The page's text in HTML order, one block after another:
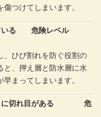
つけてしまいます。
ている 危険レベル
、ひび割れを防ぐ役割の
と、押え層と防水層に水
まってしまいます。
トに切れ目がある 危